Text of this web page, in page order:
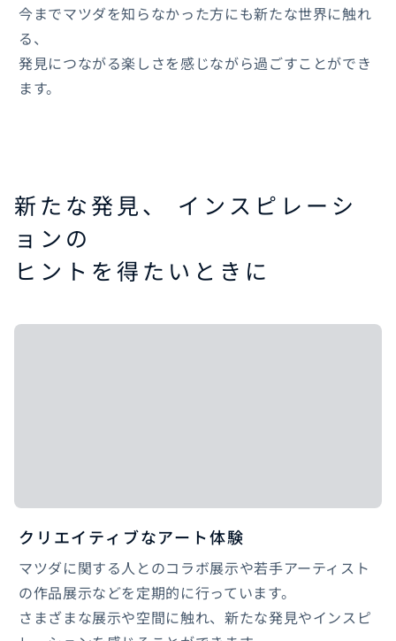
今までマツダを知らなかった方にも新たな世界に触れ
る、
発見につながる楽しさを感じながら過ごすことができ
ます。
新たな発見、 インスピレーシ
ョンの
ヒントを得たいときに
クリエイティブなアート体験
マツダに関する人とのコラボ展示や若手アーティスト
の作品展示などを定期的に行っています。
さまざまな展示や空間に触れ、新たな発見やインスピ